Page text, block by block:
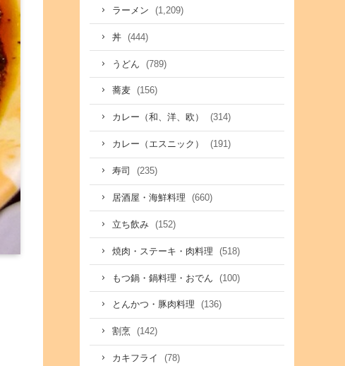
ラーメン (1,209)
丼 (444)
うどん (789)
蕎麦 (156)
カレー（和、洋、欧） (314)
カレー（エスニック） (191)
寿司 (235)
居酒屋・海鮮料理 (660)
立ち飲み (152)
焼肉・ステーキ・肉料理 (518)
もつ鍋・鍋料理・おでん (100)
とんかつ・豚肉料理 (136)
割烹 (142)
カキフライ (78)